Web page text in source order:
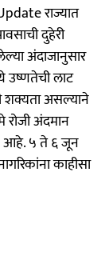
राज्यात
दुहेरी
अंदाजानुसार
उष्णतेची लाट
शक्यता असल्याने
अंदमान
आहे. ५ ते ६ जून
काहीसा